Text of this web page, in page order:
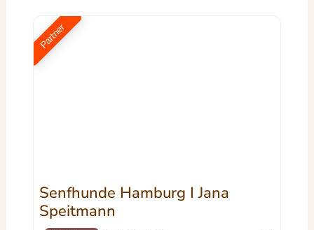
artgerechte Beschäftigung für deinen treuen
Begleiter zu schaffen. Unser ganzheitlicher
Ansatz strebt nicht nur die Lösung spezifischer
Partner
Senfhunde Hamburg I Jana
Speitmann